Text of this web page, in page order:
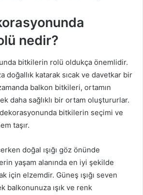
nedir?
bitkilerin rolü oldukça önemlidir.
doğallık katarak sıcak ve davetkar bir
balkon bitkileri, ortamın
daha sağlıklı bir ortam oluştururlar.
bitkilerin seçimi ve
taşır.
doğal ışığı göz önünde
yaşam alanında en iyi şekilde
için elzemdir. Güneş ışığı seven
balkonunuza ışık ve renk